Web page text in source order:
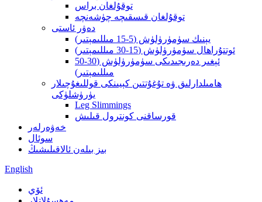
توقۇلغان براس
توقۇلغان قىسقىچە چۈشەنچە
دەۋر ئاستى
يېنىك سۈمۈرۈلۈش (5-15 مىللىمېتىر)
ئوتتۇراھال سۈمۈرۈلۈش (15-30 مىللىمېتىر)
ئېغىر دەرىجىدىكى سۈمۈرۈلۈش (30-50
مىللىمېتىر)
ھامىلدارلىق ۋە تۇغۇتتىن كېيىنكى قوللىغۇچىلار
يۈرۈشلۈكى
Leg Slimmings
قورساقنى كونترول قىلىش
خەۋەرلەر
سوئال
بىز بىلەن ئالاقىلىشىڭ
English
ئۆي